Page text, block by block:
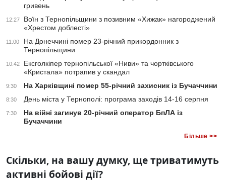
гривень
12:27
Воїн з Тернопільщини з позивним «Хижак» нагороджений
«Хрестом доблесті»
11:00
На Донеччині помер 23-річний прикордонник з
Тернопільщини
10:42
Ексголкіпер тернопільської «Ниви» та чортківського
«Кристала» потрапив у скандал
9:30 На Харківщині помер 55-річний захисник із Бучаччини
8:30 День міста у Тернополі: програма заходів 14-16 серпня
7:30
На війні загинув 20-річний оператор БпЛА із
Бучаччини
Більше >>
Скільки, на вашу думку, ще триватимуть
активні бойові дії?